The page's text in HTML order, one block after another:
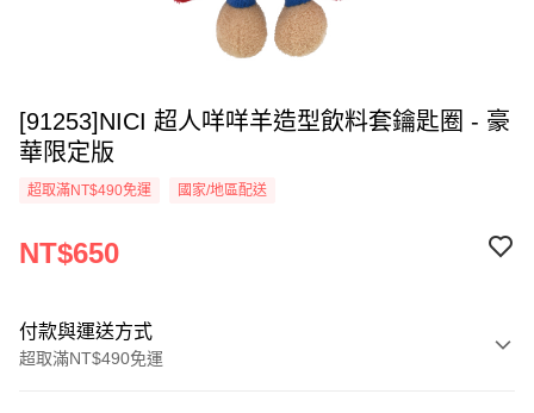
[91253]NICI 超人咩咩羊造型飲料套鑰匙圈 - 豪
華限定版
超取滿NT$490免運 國家/地區配送
NT$650
付款與運送方式
超取滿NT$490免運